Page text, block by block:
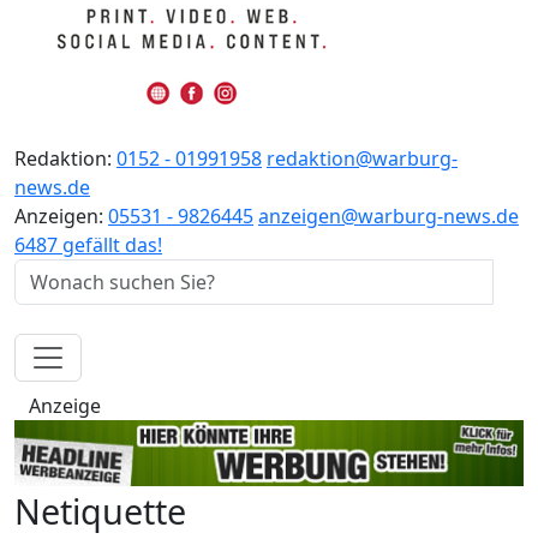
Redaktion: 0152 - 01991958 redaktion@warburg-
news.de
Anzeigen: 05531 - 9826445anzeigen@warburg-news.de
6487 gefällt das!
Anzeige
Netiquette